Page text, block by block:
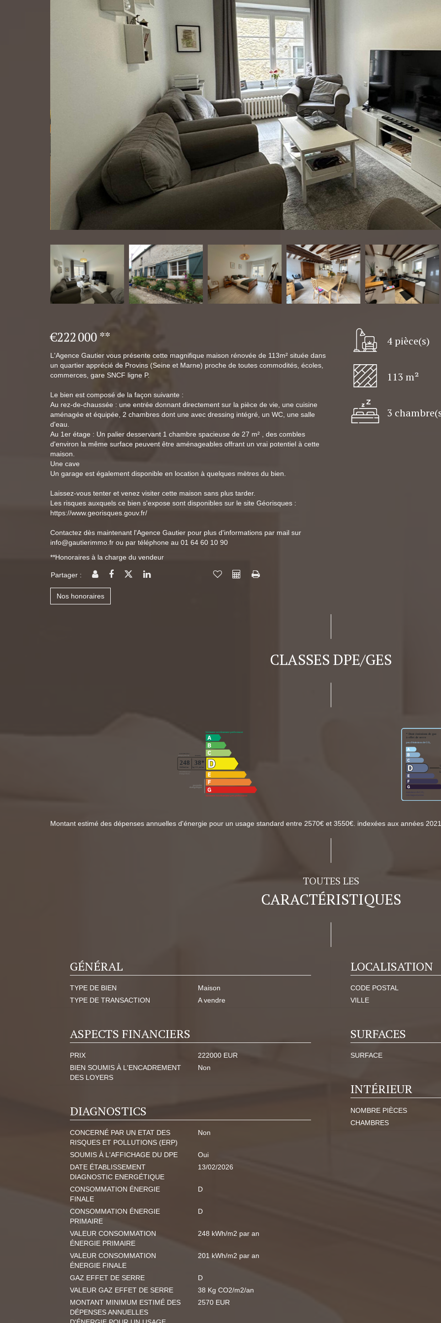
€222 000**
L'Agence Gautier vous présente cette magnifique maison rénovée de 113m² située dans
un quartier apprécié de Provins (Seine et Marne) proche de toutes commodités, écoles,
commerces, gare SNCF ligne P.
Le bien est composé de la façon suivante :
Au rez-de-chaussée : une entrée donnant directement sur la pièce de vie, une cuisine
aménagée et équipée, 2 chambres dont une avec dressing intégré, un WC, une salle
d'eau.
Au 1er étage : Un palier desservant 1 chambre spacieuse de 27 m² , des combles
d'environ la même surface peuvent être aménageables offrant un vrai potentiel à cette
maison.
Une cave
Un garage est également disponible en location à quelques mètres du bien.
Laissez-vous tenter et venez visiter cette maison sans plus tarder.
Les risques auxquels ce bien s'expose sont disponibles sur le site Géorisques :
https://www.georisques.gouv.fr/
Contactez dès maintenant l'Agence Gautier pour plus d'informations par mail sur
info@gautierimmo.fr ou par téléphone au 01 64 60 10 90
**Honoraires à la charge du vendeur
Partager :
Nos honoraires
4 pièce(s)
113 m²
3
CLASSES DPE/GES
Montant estimé des dépenses annuelles d'énergie pour un usage standard entre 2570€ et 3550€. indexées aux années
TOUTES LES
CARACTÉRISTIQUES
GÉNÉRAL
TYPE DE BIEN
Maison
TYPE DE TRANSACTION
A vendre
LOCALISATION
CODE POSTAL
VILLE
ASPECTS FINANCIERS
PRIX
222000 EUR
BIEN SOUMIS À L'ENCADREMENT
DES LOYERS
Non
SURFACES
SURFACE
INTÉRIEUR
NOMBRE PIÈCES
CHAMBRES
DIAGNOSTICS
CONCERNÉ PAR UN ETAT DES
RISQUES ET POLLUTIONS (ERP)
Non
SOUMIS À L'AFFICHAGE DU DPE
Oui
DATE ÉTABLISSEMENT
DIAGNOSTIC ENERGÉTIQUE
13/02/2026
CONSOMMATION ÉNERGIE
FINALE
D
CONSOMMATION ÉNERGIE
PRIMAIRE
D
VALEUR CONSOMMATION
ÉNERGIE PRIMAIRE
248 kWh/m2 par an
VALEUR CONSOMMATION
ÉNERGIE FINALE
201 kWh/m2 par an
GAZ EFFET DE SERRE
D
VALEUR GAZ EFFET DE SERRE
38 Kg CO2/m2/an
MONTANT MINIMUM ESTIMÉ DES
DÉPENSES ANNUELLES
2570 EUR